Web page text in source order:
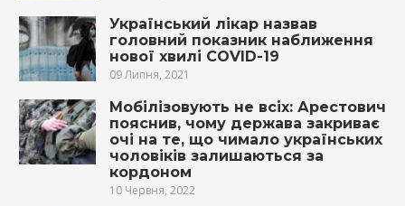
Український лікар назвав
головний показник наближення
нової хвилі COVID-19
09 Липня, 2021
Мобілізовують не всіх: Арестович
пояснив, чому держава закриває
очі на те, що чимало українських
чоловіків залишаються за
кордоном
10 Червня, 2022